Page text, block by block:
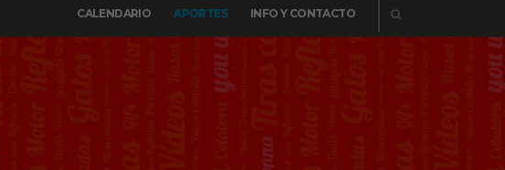
CALENDARIO
APORTES INFO Y CONTACTO